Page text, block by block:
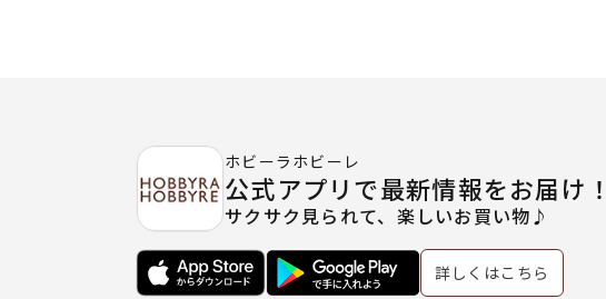
ホビーラホビーレ
公式アプリで最新情報をお届け！
サクサク見られて、楽しいお買い物♪
詳しくはこちら